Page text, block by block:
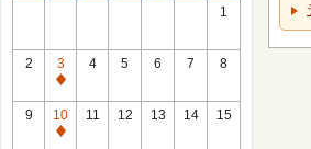
1
2
3
休
館
日
4 5 6 7 8
9
10
休
11 12 13 14 15